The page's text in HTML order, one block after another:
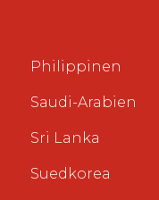
Philippinen
Saudi-Arabien
Sri Lanka
Suedkorea